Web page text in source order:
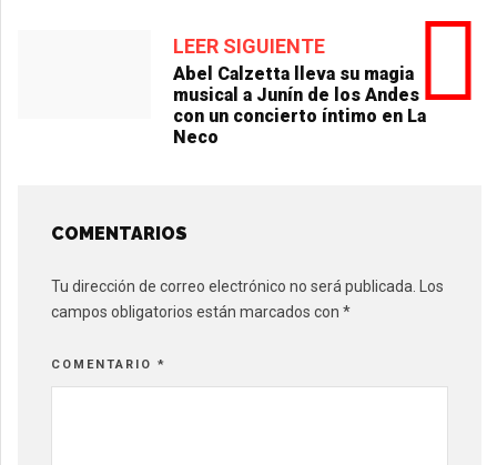
LEER SIGUIENTE
Abel Calzetta lleva su magia
musical a Junín de los Andes
con un concierto íntimo en La
Neco
COMENTARIOS
Tu dirección de correo electrónico no será publicada.
Los
campos obligatorios están marcados con *
COMENTARIO *